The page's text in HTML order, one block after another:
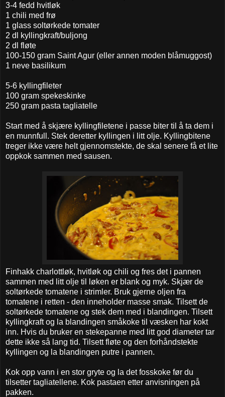
3-4 fedd hvitløk
1 chili med frø
1 glass soltørkede tomater
2 dl kyllingkraft/buljong
2 dl fløte
100-150 gram Saint Agur (eller annen moden blåmuggost)
1 neve basilikum
5-6 kyllingfileter
100 gram spekeskinke
250 gram pasta tagliatelle
Start med å skjære kyllingfiletene i passe biter til å ta dem i
en munnfull. Stek deretter kyllingen i litt olje. Kyllingbitene
treger ikke være helt gjennomstekte, de skal senere få et lite
oppkok sammen med sausen.
Finhakk charlottløk, hvitløk og chili og fres det i pannen
sammen med litt olje til løken er blank og myk. Skjær de
soltørkede tomatene i strimler. Bruk gjerne oljen fra
tomatene i retten - den inneholder masse smak. Tilsett de
soltørkede tomatene og stek dem med i blandingen. Tilsett
kyllingkraft og la blandingen småkoke til væsken har kokt
inn. Hvis du bruker en stekepanne med litt god diameter tar
dette ikke så lang tid. Tilsett fløte og den forhåndstekte
kyllingen og la blandingen putre i pannen.
Kok opp vann i en stor gryte og la det fosskoke før du
tilsetter tagliatellene. Kok pastaen etter anvisningen på
pakken.